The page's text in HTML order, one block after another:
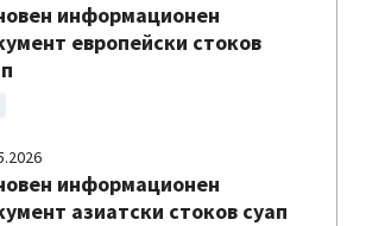
информационен
европейски стоков
информационен
азиатски стоков суап